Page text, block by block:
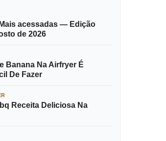
acessadas — Edição
de 2026
Banana Na Airfryer É
De Fazer
Receita Deliciosa Na